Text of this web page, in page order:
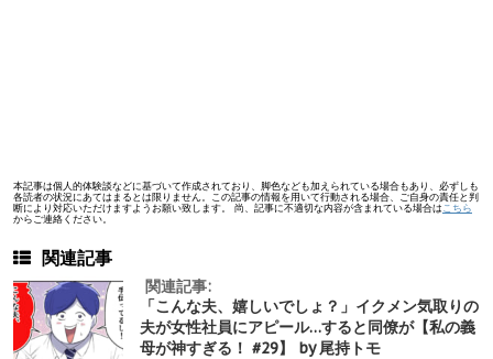
本記事は個人的体験談などに基づいて作成されており、脚色なども加えられている場合もあり、必ずしも
各読者の状況にあてはまるとは限りません。この記事の情報を用いて行動される場合、ご自身の責任と判
断により対応いただけますようお願い致します。 尚、記事に不適切な内容が含まれている場合は こちら
からご連絡ください。
関連記事
関連記事:
「こんな夫、嬉しいでしょ？」イクメン気取りの
夫が女性社員にアピール…すると同僚が【私の義
母が神すぎる！ #29】 by 尾持トモ